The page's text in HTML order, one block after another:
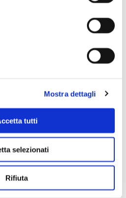
Mostra dettagli
tutti
selezionati
Rifiuta